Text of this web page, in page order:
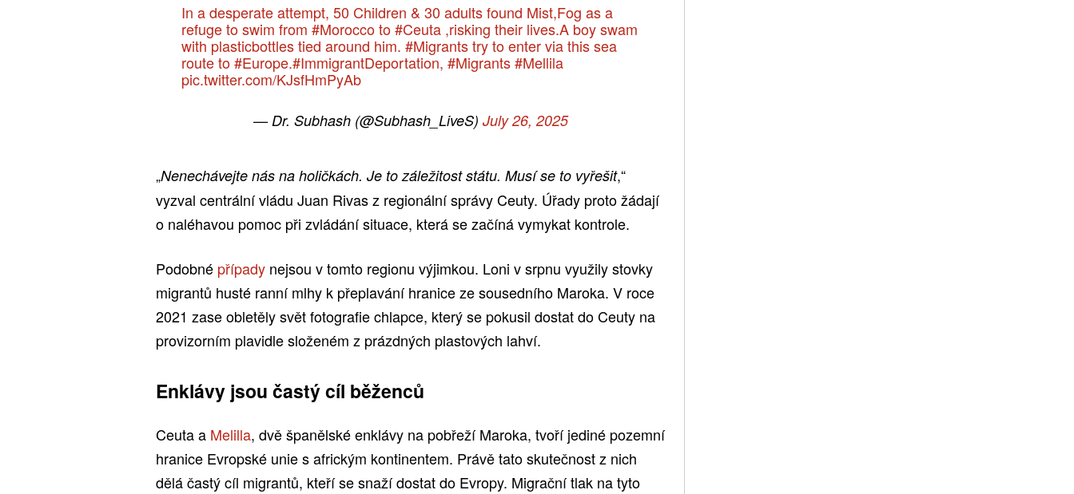
In a desperate attempt, 50 Children & 30 adults found Mist,Fog as a
refuge to swim from #Moroccoto#Ceuta,risking their lives.A boy swam
with plasticbottles tied around him. #Migrantstry to enter via this sea
route to#Europe.#ImmigrantDeportation, #Migrants#Mellila
pic.twitter.com/KJsfHmPyAb
— Dr. Subhash (@Subhash_LiveS) July 26, 2025
„Nenechávejte nás na holičkách. Je to záležitost státu. Musí se to vyřešit,“
vyzval centrální vládu Juan Rivas z regionální správy Ceuty. Úřady proto žádají
o naléhavou pomoc při zvládání situace, která se začíná vymykat kontrole.
Podobné případy nejsou v tomto regionu výjimkou. Loni v srpnu využily stovky
migrantů husté ranní mlhy k přeplavání hranice ze sousedního Maroka. V roce
2021 zase obletěly svět fotografie chlapce, který se pokusil dostat do Ceuty na
provizorním plavidle složeném z prázdných plastových lahví.
Enklávy jsou častý cíl běženců
Ceuta a Melilla, dvě španělské enklávy na pobřeží Maroka, tvoří jediné pozemní
hranice Evropské unie s africkým kontinentem. Právě tato skutečnost z nich
dělá častý cíl migrantů, kteří se snaží dostat do Evropy. Migrační tlak na tyto